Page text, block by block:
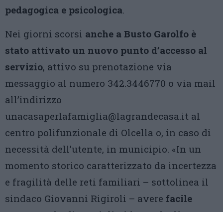
pedagogica e psicologica.
Nei giorni scorsi anche a Busto Garolfo è
stato attivato un nuovo punto d’accesso al
servizio, attivo su prenotazione via
messaggio al numero 342.3446770 o via mail
all’indirizzo
unacasaperlafamiglia@lagrandecasa.it al
centro polifunzionale di Olcella o, in caso di
necessità dell’utente, in municipio. «In un
momento storico caratterizzato da incertezza
e fragilità delle reti familiari – sottolinea il
sindaco Giovanni Rigiroli – avere facile